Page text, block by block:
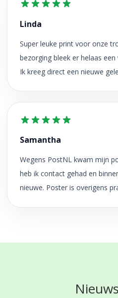
Linda
Super leuke print voor onze
bezorging bleek er helaas
Ik kreeg direct een nieuwe
Samantha
Wegens PostNL kwam mijn
heb ik contact gehad en
nieuwe. Poster is overigens